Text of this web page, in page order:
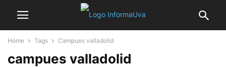
Home Tags Campues valladolid
campues valladolid